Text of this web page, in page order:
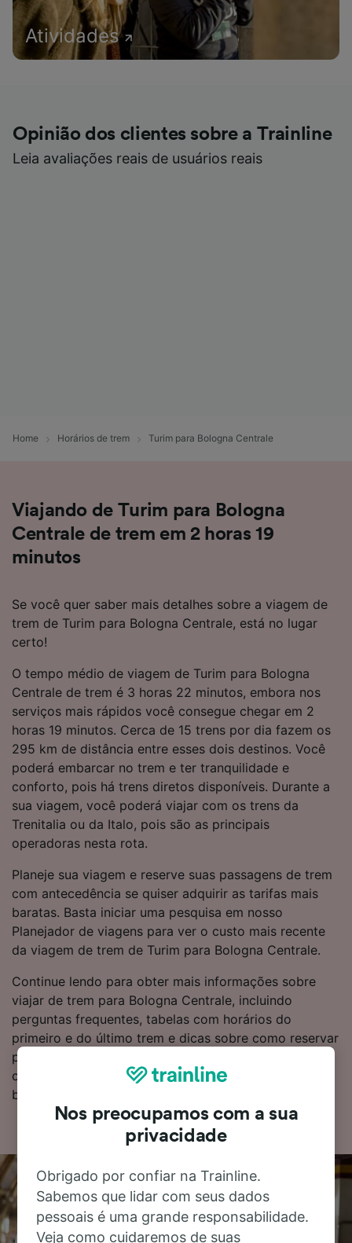
Atividades
Opinião dos clientes sobre a Trainline
Leia avaliações reais de usuários reais
Home Horários de trem Turim para Bologna Centrale
Viajando de Turim para Bologna
Centrale de trem em 2 horas 19
minutos
Se você quer saber mais detalhes sobre a viagem de
trem de Turim para Bologna Centrale, está no lugar
certo!
O tempo médio de viagem de Turim para Bologna
Centrale de trem é 3 horas 22 minutos, embora nos
serviços mais rápidos você consegue chegar em 2
horas 19 minutos. Cerca de 15 trens por dia fazem os
295 km de distância entre esses dois destinos. Você
poderá embarcar no trem e ter tranquilidade e
conforto, pois há trens diretos disponíveis. Durante a
sua viagem, você poderá viajar com os trens da
Trenitalia ou da Italo, pois são as principais
operadoras nesta rota.
Planeje sua viagem e reserve suas passagens de trem
com antecedência se quiser adquirir as tarifas mais
baratas. Basta iniciar uma pesquisa em nosso
Planejador de viagens para ver o custo mais recente
da viagem de trem de Turim para Bologna Centrale.
Continue lendo para obter mais informações sobre
viajar de trem para Bologna Centrale, incluindo
perguntas frequentes, tabelas com horários do
primeiro e do último trem e dicas sobre como reservar
passagens de trem pelo menor custo. Se você estiver
com tudo certo para reservar, comece uma busca por
bilhetes hoje mesmo.
Nos preocupamos com a sua
privacidade
Obrigado por confiar na Trainline.
Sabemos que lidar com seus dados
pessoais é uma grande responsabilidade.
Veja como cuidaremos de suas